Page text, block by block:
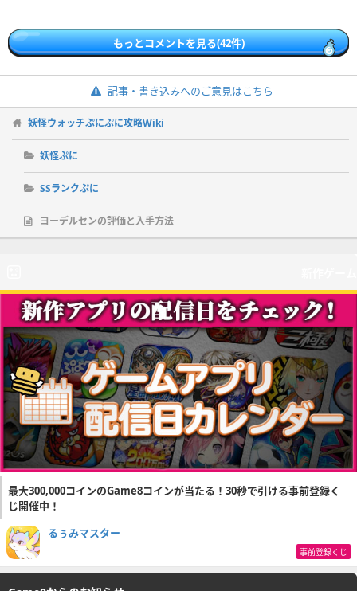
もっとコメントを見る(42件)
記事・書き込みへのご意見はこちら
妖怪ウォッチぷにぷに攻略Wiki
妖怪ぷに
SSランクぷに
ヨーデルセンの評価と入手方法
最大300,000コインのGame8コインが当たる！30秒で引ける事前登録く
じ開催中！
るぅみマスター
事前登録くじ